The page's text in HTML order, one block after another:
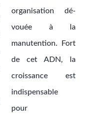
organisation dé-
vouée à la
manutention. Fort
de cet ADN, la
croissance est
indispensable
pour